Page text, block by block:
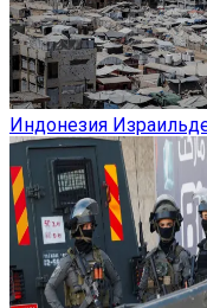
Индонезия